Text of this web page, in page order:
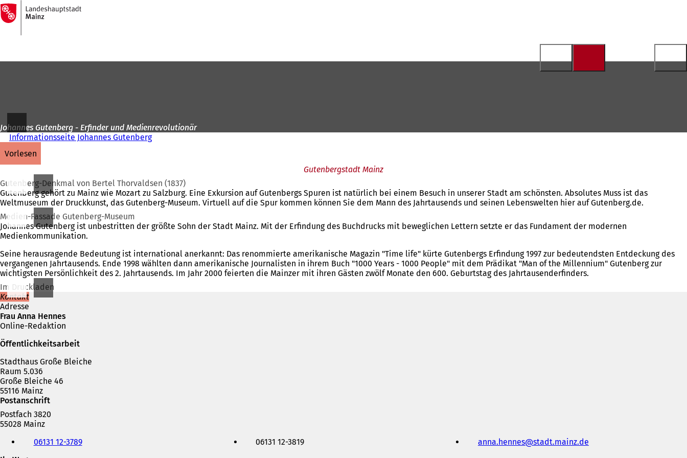
Inhalt anspringen
Zur
Startseite
Johannes Gutenberg - Erfinder und Medienrevolutionär
Informationsseite Johannes Gutenberg
vorlesen
Gutenbergstadt Mainz
Gutenberg-Denkmal von Bertel Thorvaldsen (1837)
Gutenberg gehört zu Mainz wie Mozart zu Salzburg. Eine Exkursion auf Gutenbergs Spuren ist natürlich bei einem Besuch in unserer Stadt am schönsten. Absolutes Muss ist das
Weltmuseum der Druckkunst, das Gutenberg-Museum. Virtuell auf die Spur kommen können Sie dem Mann des Jahrtausends und seinen Lebenswelten hier auf Gutenberg.de.
Medien-Fassade Gutenberg-Museum
Johannes Gutenberg ist unbestritten der größte Sohn der Stadt Mainz. Mit der Erfindung des Buchdrucks mit beweglichen Lettern setzte er das Fundament der modernen
Medienkommunikation.
Seine herausragende Bedeutung ist international anerkannt: Das renommierte amerikanische Magazin "Time life" kürte Gutenbergs Erfindung 1997 zur bedeutendsten Entdeckung des
vergangenen Jahrtausends. Ende 1998 wählten dann amerikanische Journalisten in ihrem Buch "1000 Years - 1000 People" mit dem Prädikat "Man of the Millennium" Gutenberg zur
wichtigsten Persönlichkeit des 2. Jahrtausends. Im Jahr 2000 feierten die Mainzer mit ihren Gästen zwölf Monate den 600. Geburtstag des Jahrtausenderfinders.
Im Druckladen
Kontakt
Adresse
Frau Anna Hennes
Online-Redaktion
Öffentlichkeitsarbeit
Stadthaus Große Bleiche
Raum 5.036
Große Bleiche 46
55116 Mainz
Postanschrift
Postfach 3820
55028 Mainz
Fax
06131 12-3789 06131 12-3819 anna.hennes stadt.mainz de